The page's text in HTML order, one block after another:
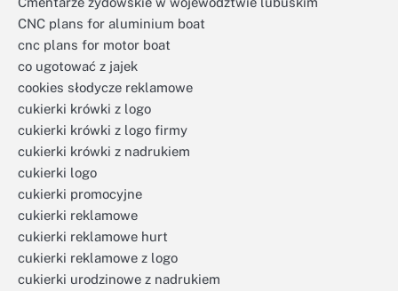
CNC plans for aluminium boat
cnc plans for motor boat
co ugotować z jajek
cookies słodycze reklamowe
cukierki krówki z logo
cukierki krówki z logo firmy
cukierki krówki z nadrukiem
cukierki logo
cukierki promocyjne
cukierki reklamowe
cukierki reklamowe hurt
cukierki reklamowe z logo
cukierki urodzinowe z nadrukiem